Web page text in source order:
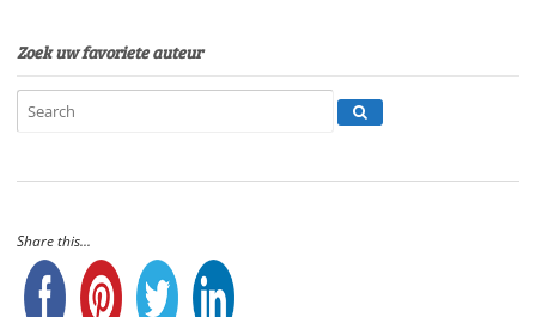
Zoek uw favoriete auteur
Share this...